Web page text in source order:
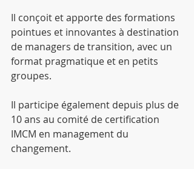
Il conçoit et apporte des formations
pointues et innovantes à destination
de managers de transition, avec un
format pragmatique et en petits
groupes.
Il participe également depuis plus de
10 ans au comité de certification
IMCM en management du
changement.